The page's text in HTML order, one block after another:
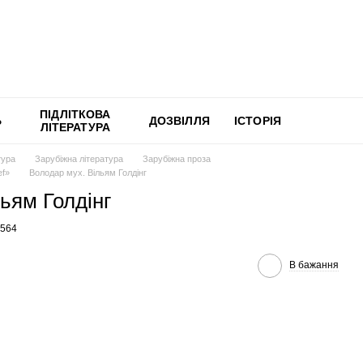
ПІДЛІТКОВА
ЛІТЕРАТУРА
ДОЗВІЛЛЯ ІСТОРІЯ
Зарубіжна література
Зарубіжна проза
Володар мух. Вільям Голдінг
Голдінг
В бажання